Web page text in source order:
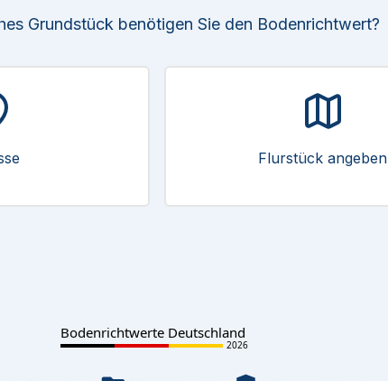
Grundstück benötigen Sie den Bodenrichtwert?
Flurstück angeben
Bodenrichtwerte Deutschland
2026